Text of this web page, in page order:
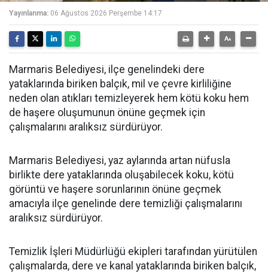
Yayınlanma: 06 Ağustos 2026 Perşembe 14:17
Marmaris Belediyesi, ilçe genelindeki dere
yataklarında biriken balçık, mil ve çevre kirliliğine
neden olan atıkları temizleyerek hem kötü koku hem
de haşere oluşumunun önüne geçmek için
çalışmalarını aralıksız sürdürüyor.
Marmaris Belediyesi, yaz aylarında artan nüfusla
birlikte dere yataklarında oluşabilecek koku, kötü
görüntü ve haşere sorunlarının önüne geçmek
amacıyla ilçe genelinde dere temizliği çalışmalarını
aralıksız sürdürüyor.
Temizlik İşleri Müdürlüğü ekipleri tarafından yürütülen
çalışmalarda, dere ve kanal yataklarında biriken balçık,